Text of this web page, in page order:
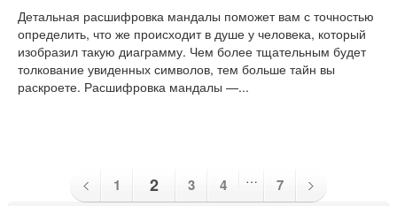
Детальная расшифровка мандалы поможет вам с точностью
определить, что же происходит в душе у человека, который
изобразил такую диаграмму. Чем более тщательным будет
толкование увиденных символов, тем больше тайн вы
раскроете. Расшифровка мандалы —...
1 2 3 4 … 7